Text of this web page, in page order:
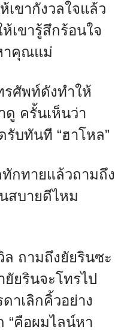
เขากังวลใจแล้ว
เขารู้สึกร้อนใจ
าคุณแม่
ศัพท์ดังทำให้
ครั้นเห็นว่า
รับทันที “ฮาโหล”
กทายแล้วถามถึง
สบายดีไหม
ถามถึงยัยรินซะ
ยรินจะโทรไป
าเลิกคิ้วอย่าง
“คือผมไลน์หา